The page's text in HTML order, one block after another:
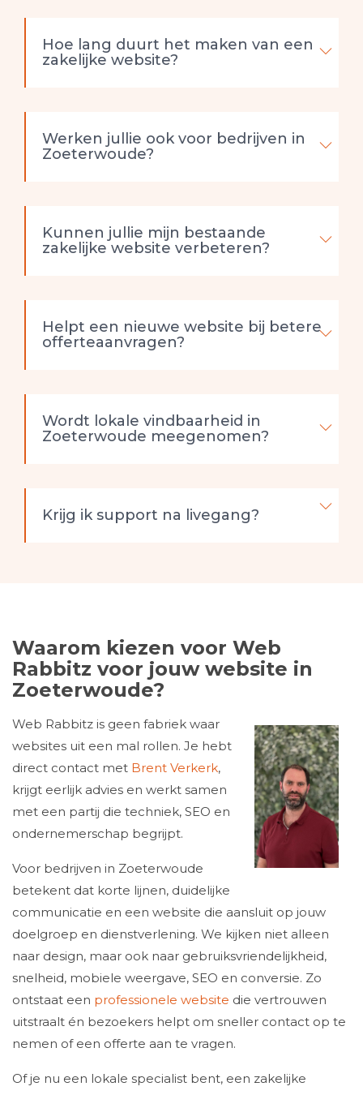
Hoe lang duurt het maken van een
zakelijke website?
Werken jullie ook voor bedrijven in
Zoeterwoude?
Kunnen jullie mijn bestaande
zakelijke website verbeteren?
Helpt een nieuwe website bij betere
offerteaanvragen?
Wordt lokale vindbaarheid in
Zoeterwoude meegenomen?
Krijg ik support na livegang?
Waarom kiezen voor Web
Rabbitz voor jouw website in
Zoeterwoude?
Web Rabbitz is geen fabriek waar
websites uit een mal rollen. Je hebt
direct contact met Brent Verkerk,
krijgt eerlijk advies en werkt samen
met een partij die techniek, SEO en
ondernemerschap begrijpt.
Voor bedrijven in Zoeterwoude
betekent dat korte lijnen, duidelijke
communicatie en een website die aansluit op jouw
doelgroep en dienstverlening. We kijken niet alleen
naar design, maar ook naar gebruiksvriendelijkheid,
snelheid, mobiele weergave, SEO en conversie. Zo
ontstaat een professionele website die vertrouwen
uitstraalt én bezoekers helpt om sneller contact op te
nemen of een offerte aan te vragen.
Of je nu een lokale specialist bent, een zakelijke